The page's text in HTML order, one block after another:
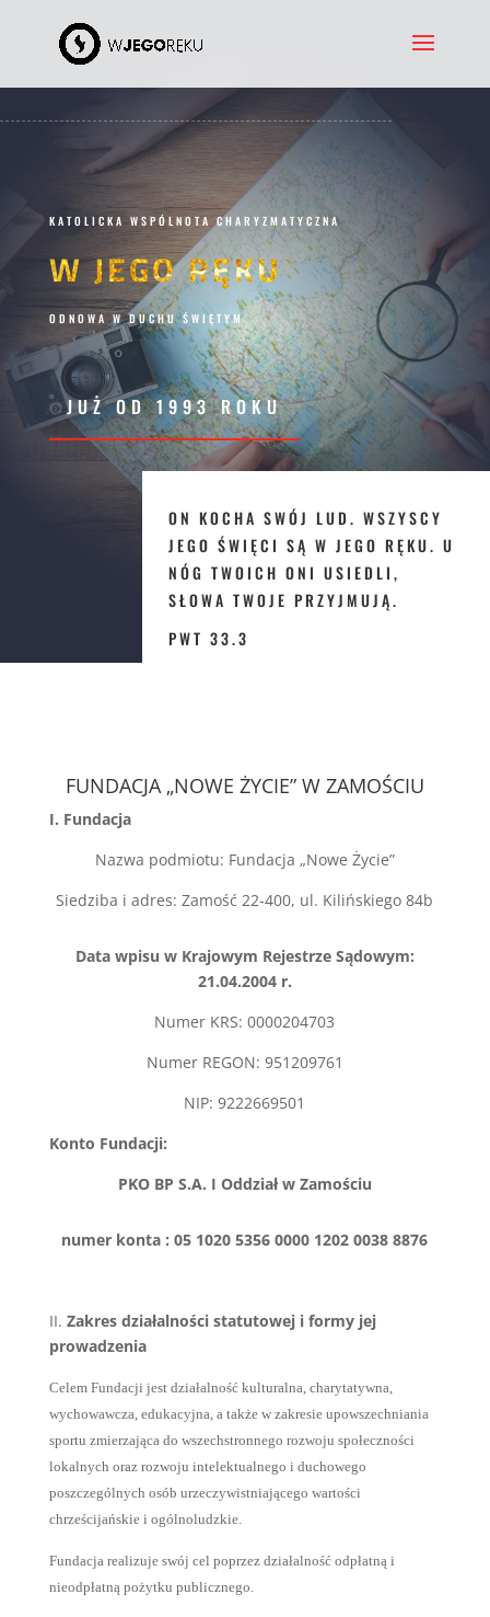
KATOLICKA WSPÓLNOTA CHARYZMATYCZNA
W JEGO RĘKU
ODNOWA W DUCHU ŚWIĘTYM
JUŻ OD 1993 ROKU
ON KOCHA SWÓJ LUD. WSZYSCY
JEGO ŚWIĘCI SĄ W JEGO RĘKU. U
NÓG TWOICH ONI USIEDLI,
SŁOWA TWOJE PRZYJMUJĄ.
PWT 33.3
FUNDACJA „NOWE ŻYCIE” W ZAMOŚCIU
I. Fundacja
Nazwa podmiotu: Fundacja „Nowe Życie”
Siedziba i adres: Zamość 22-400, ul. Kilińskiego 84b
Data wpisu w Krajowym Rejestrze Sądowym:
21.04.2004 r.
Numer KRS: 0000204703
Numer REGON: 951209761
NIP: 9222669501
Konto Fundacji:
PKO BP S.A. I Oddział w Zamościu
numer konta : 05 1020 5356 0000 1202 0038 8876
II. Zakres działalności statutowej i formy jej
prowadzenia
Celem Fundacji jest działalność kulturalna, charytatywna,
wychowawcza, edukacyjna, a także w zakresie upowszechniania
sportu zmierzająca do wszechstronnego rozwoju społeczności
lokalnych oraz rozwoju intelektualnego i duchowego
poszczególnych osób urzeczywistniającego wartości
chrześcijańskie i ogólnoludzkie.
Fundacja realizuje swój cel poprzez działalność odpłatną i
nieodpłatną pożytku publicznego.